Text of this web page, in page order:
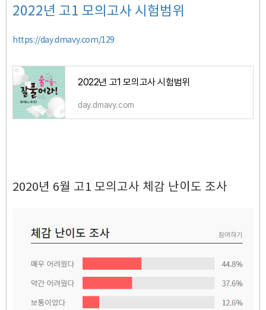
2022년 고1 모의고사 시험범위
https://day.dmavy.com/129
2022년 고1 모의고사 시험범위
day.dmavy.com
2020년 6월 고1 모의고사 체감 난이도 조사